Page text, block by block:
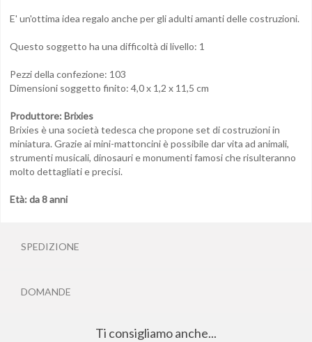
E' un'ottima idea regalo anche per gli adulti amanti delle costruzioni.
Questo soggetto ha una difficoltà di livello: 1
Pezzi della confezione: 103
Dimensioni soggetto finito:4,0 x 1,2 x 11,5 cm
Produttore: Brixies
Brixies è una società tedesca che propone set di costruzioni in
miniatura. Grazie ai mini-mattoncini è possibile dar vita ad animali,
strumenti musicali, dinosauri e monumenti famosi che risulteranno
molto dettagliati e precisi.
Età: da 8 anni
SPEDIZIONE
DOMANDE
Ti consigliamo anche...